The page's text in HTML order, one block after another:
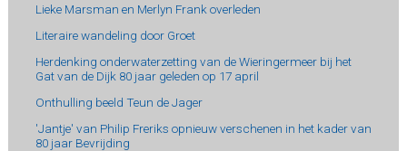
Lieke Marsman en Merlyn Frank overleden
Literaire wandeling door Groet
Herdenking onderwaterzetting van de Wieringermeer bij het
Gat van de Dijk 80 jaar geleden op 17 april
Onthulling beeld Teun de Jager
'Jantje' van Philip Freriks opnieuw verschenen in het kader van
80 jaar Bevrijding